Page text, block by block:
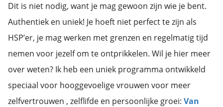
Dit is niet nodig, want je mag gewoon zijn wie je bent.
Authentiek en uniek! Je hoeft niet perfect te zijn als
HSP’er, je mag werken met grenzen en regelmatig tijd
nemen voor jezelf om te ontprikkelen. Wil je hier meer
over weten? Ik heb een uniek programma ontwikkeld
speciaal voor hooggevoelige vrouwen voor meer
zelfvertrouwen , zelflifde en persoonlijke groei: Van